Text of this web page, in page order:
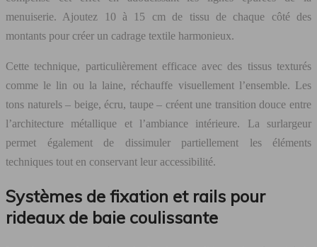
menuiserie. Ajoutez 10 à 15 cm de tissu de chaque côté des
montants pour créer un cadrage textile harmonieux.
Cette technique, particulièrement efficace avec des tissus texturés
comme le lin ou la laine, réchauffe visuellement l’ensemble. Les
tons naturels – beige, écru, taupe – créent une transition douce entre
l’architecture métallique et l’ambiance intérieure. La surlargeur
permet également de dissimuler partiellement les éléments
techniques tout en conservant leur accessibilité.
Systèmes de fixation et rails pour
rideaux de baie coulissante